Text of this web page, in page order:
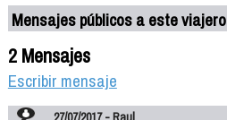
Mensajes públicos a este viajero
2 Mensajes
Escribir mensaje